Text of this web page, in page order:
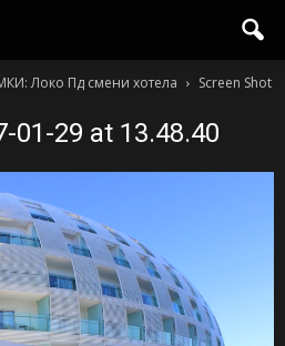
Локо Пд смени хотела
Screen Shot
01-29 at 13.48.40